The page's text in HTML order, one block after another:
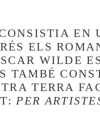
EN
ELS
WILDE
TAMBÉ
TERRA
PER